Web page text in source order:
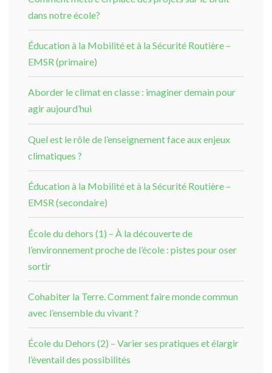
dans notre école?
Éducation à la Mobilité et à la Sécurité Routière –
EMSR (primaire)
Aborder le climat en classe : imaginer demain pour
agir aujourd’hui
Quel est le rôle de l’enseignement face aux enjeux
climatiques ?
Éducation à la Mobilité et à la Sécurité Routière –
EMSR (secondaire)
École du dehors (1) – À la découverte de
l’environnement proche de l’école : pistes pour oser
sortir
Cohabiter la Terre. Comment faire monde commun
avec l’ensemble du vivant ?
École du Dehors (2) – Varier ses pratiques et élargir
l’éventail des possibilités